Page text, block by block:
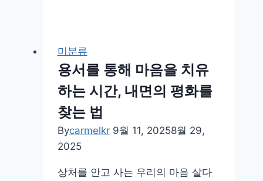
로
습
미분류
용서를 통해 마음을 치유
하는 시간, 내면의 평화를
찾는 법
Bycarmelkr 9월 11, 20258월 29,
2025
상처를 안고 사는 우리의 마음 살다